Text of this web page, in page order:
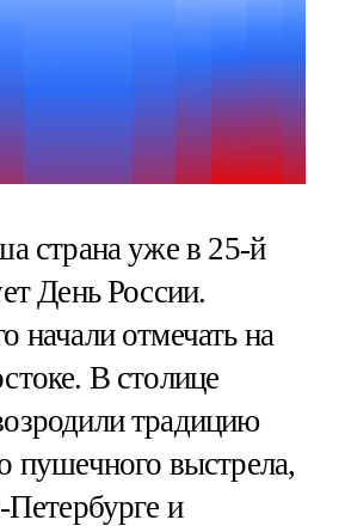
страна уже в 25-й
День России.
начали отмечать на
В столице
традицию
пушечного выстрела,
Петербурге и